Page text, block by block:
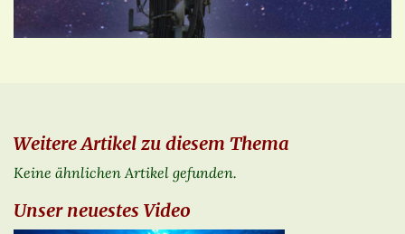
Weitere Artikel zu diesem Thema
Keine ähnlichen Artikel gefunden.
Unser neuestes Video